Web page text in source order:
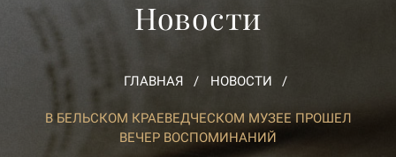
Новости
ГЛАВНАЯ НОВОСТИ
В БЕЛЬСКОМ КРАЕВЕДЧЕСКОМ МУЗЕЕ ПРОШЕЛ
ВЕЧЕР ВОСПОМИНАНИЙ